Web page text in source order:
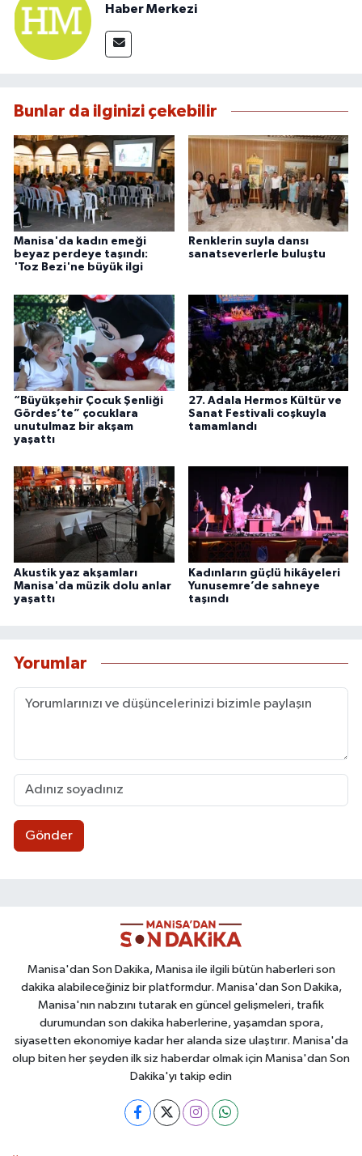
Haber Merkezi
Bunlar da ilginizi çekebilir
Manisa'da kadın emeği
beyaz perdeye taşındı:
'Toz Bezi'ne büyük ilgi
Renklerin suyla dansı
sanatseverlerle buluştu
“Büyükşehir Çocuk Şenliği
Gördes’te” çocuklara
unutulmaz bir akşam
yaşattı
27. Adala Hermos Kültür ve
Sanat Festivali coşkuyla
tamamlandı
Akustik yaz akşamları
Manisa'da müzik dolu anlar
yaşattı
Kadınların güçlü hikâyeleri
Yunusemre’de sahneye
taşındı
Yorumlar
Gönder
Manisa'dan Son Dakika, Manisa ile ilgili bütün haberleri son
dakika alabileceğiniz bir platformdur. Manisa'dan Son Dakika,
Manisa'nın nabzını tutarak en güncel gelişmeleri, trafik
durumundan son dakika haberlerine, yaşamdan spora,
siyasetten ekonomiye kadar her alanda size ulaştırır. Manisa'da
olup biten her şeyden ilk siz haberdar olmak için Manisa'dan Son
Dakika'yı takip edin